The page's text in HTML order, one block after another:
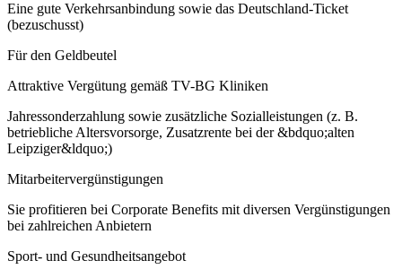
Eine gute Verkehrsanbindung sowie das Deutschland-Ticket
(bezuschusst)
Für den Geldbeutel
Attraktive Vergütung gemäß TV-BG Kliniken
Jahressonderzahlung sowie zusätzliche Sozialleistungen (z. B.
betriebliche Altersvorsorge, Zusatzrente bei der &bdquo;alten
Leipziger&ldquo;)
Mitarbeitervergünstigungen
Sie profitieren bei Corporate Benefits mit diversen Vergünstigungen
bei zahlreichen Anbietern
Sport- und Gesundheitsangebot